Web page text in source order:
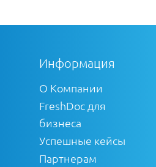
Информация
О Компании
FreshDoc для
бизнеса
Успешные кейсы
Партнерам